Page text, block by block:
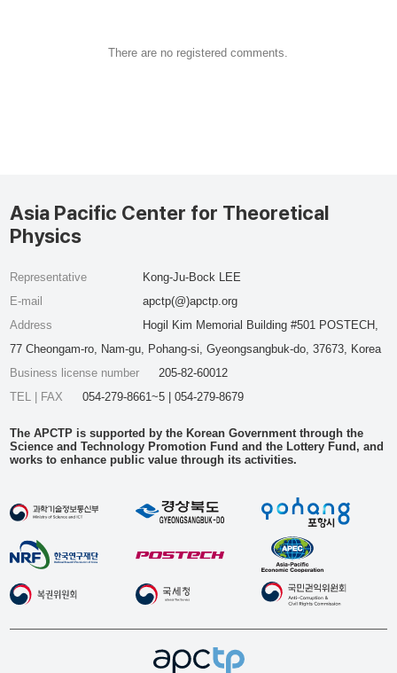
There are no registered comments.
Asia Pacific Center for Theoretical
Physics
Representative
Kong-Ju-Bock LEE
E-mail
apctp(@)apctp.org
Address
Hogil Kim Memorial Building #501 POSTECH,
77 Cheongam-ro, Nam-gu, Pohang-si, Gyeongsangbuk-do, 37673, Korea
Business license number
205-82-60012
TEL | FAX
054-279-8661~5 | 054-279-8679
The APCTP is supported by the Korean Government through the
Science and Technology Promotion Fund and the Lottery Fund, and
works to enhance public value through its activities.